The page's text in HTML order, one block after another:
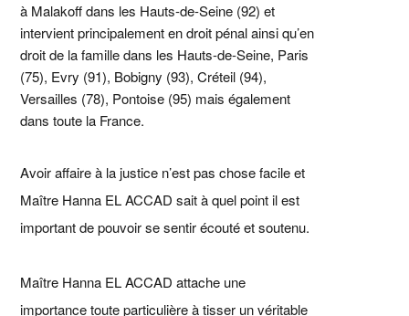
à Malakoff dans les Hauts-de-Seine (92) et
intervient principalement en droit pénal ainsi qu’en
droit de la famille dans les Hauts-de-Seine, Paris
(75), Evry (91), Bobigny (93), Créteil (94),
Versailles (78), Pontoise (95) mais également
dans toute la France.
Avoir affaire à la justice n’est pas chose facile et
Maître Hanna EL ACCAD sait à quel point il est
important de pouvoir se sentir écouté et soutenu.
Maître Hanna EL ACCAD attache une
importance toute particulière à tisser un véritable